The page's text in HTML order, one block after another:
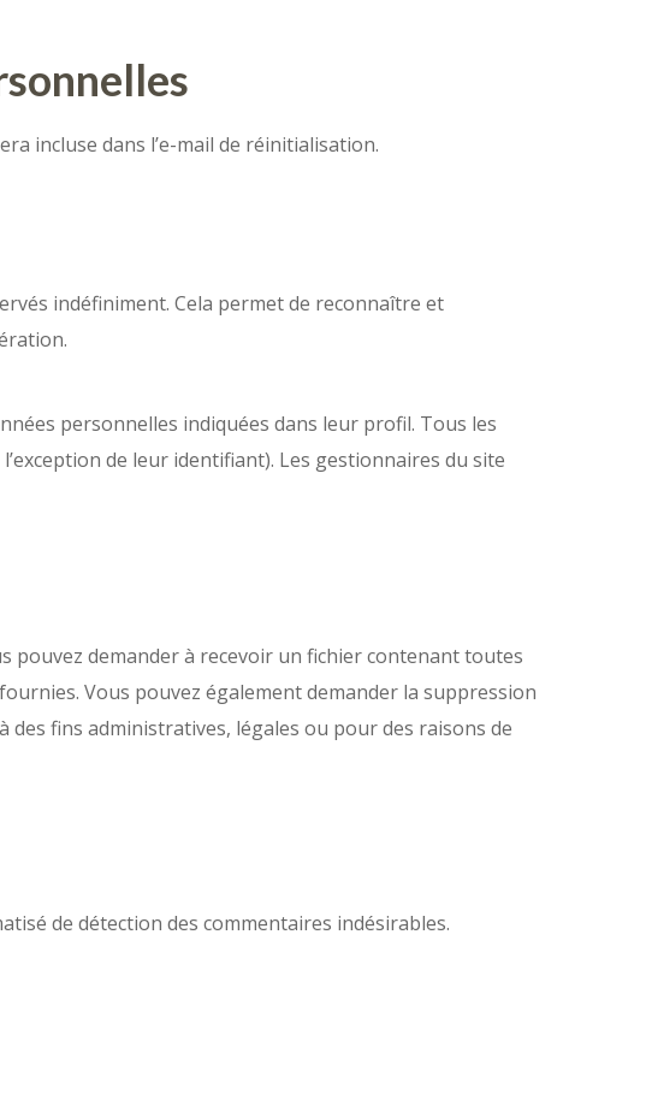
incluse dans l’e-mail de réinitialisation.
indéfiniment. Cela permet de reconnaître et
personnelles indiquées dans leur profil. Tous les
de leur identifiant). Les gestionnaires du site
pouvez demander à recevoir un fichier contenant toutes
Vous pouvez également demander la suppression
des fins administratives, légales ou pour des raisons de
de détection des commentaires indésirables.